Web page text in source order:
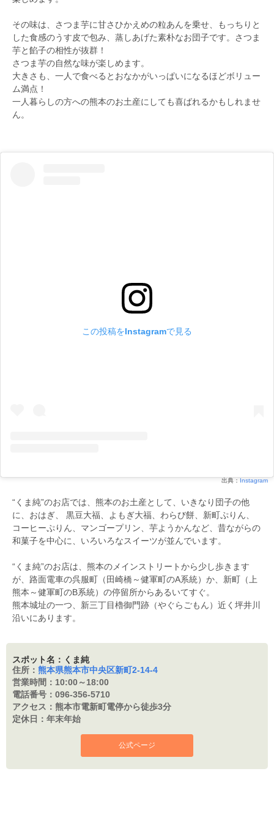
その味は、さつま芋に甘さひかえめの粒あんを乗せ、もっちりと
した食感のうす皮で包み、蒸しあげた素朴なお団子です。さつま
芋と餡子の相性が抜群！
さつま芋の自然な味が楽しめます。
大きさも、一人で食べるとおなかがいっぱいになるほどボリュー
ム満点！
一人暮らしの方への熊本のお土産にしても喜ばれるかもしれませ
ん。
この投稿をInstagramで見る
出典： Instagram
“くま純”のお店では、熊本のお土産として、いきなり団子の他
に、おはぎ、 黒豆大福、よもぎ大福、わらび餅、新町ぷりん、
コーヒーぷりん、マンゴープリン、芋ようかんなど、昔ながらの
和菓子を中心に、いろいろなスイーツが並んでいます。
“くま純”のお店は、熊本のメインストリートから少し歩きます
が、路面電車の呉服町（田崎橋～健軍町のA系統）か、新町（上
熊本～健軍町のB系統）の停留所からあるいてすぐ。
熊本城址の一つ、新三丁目櫓御門跡（やぐらごもん）近く坪井川
沿いにあります。
スポット名：くま純
住所： 熊本県熊本市中央区新町2-14-4
営業時間： 10:00～18:00
電話番号： 096-356-5710
アクセス： 熊本市電新町電停から徒歩3分
定休日： 年末年始
公式ページ